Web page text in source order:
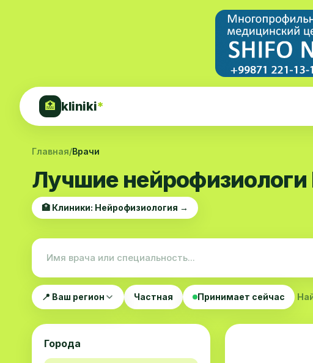
🏥 kliniki*
Главная/Врачи
Лучшие нейрофизиологи
🏥 Клиники: Нейрофизиология →
📍 Ваш регион Частная Принимает сейчас
Города